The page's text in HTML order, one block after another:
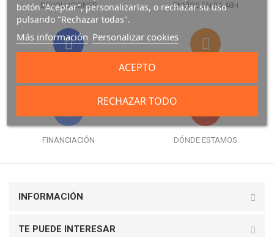
DEVOLUCIONES ENVÍOS EN 24-48H
FINANCIACIÓN DÓNDE ESTAMOS
INFORMACIÓN
TE PUEDE INTERESAR
botón “Aceptar”, personalizarlas, o rechazar su uso
pulsando "Rechazar todas".
Más información Personalizar cookies
RECHAZAR TODO
ACEPTO